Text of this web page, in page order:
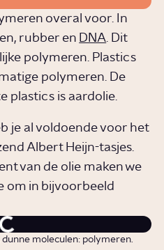
overal voor. In
rubber en DNA. Dit
polymeren. Plastics
polymeren. De
plastics is aardolie.
je al voldoende voor het
Albert Heijn-tasjes.
van de olie maken we
om in bijvoorbeeld
moleculen: polymeren.